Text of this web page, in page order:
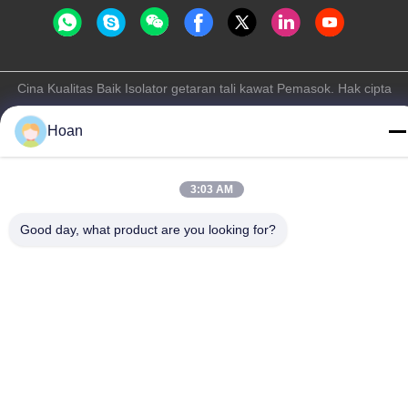
Cina Kualitas Baik Isolator getaran tali kawat Pemasok. Hak cipta
© 2024-2026 Xi'an Hoan Microwave Co., Ltd. . Seluruh hak cipta.
Hoan
3:03 AM
Good day, what product are you looking for?